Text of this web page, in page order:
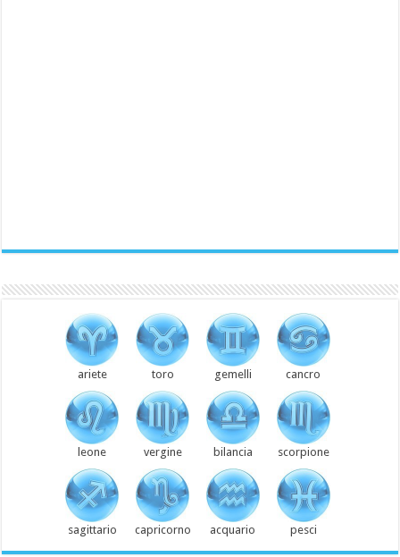
ariete toro gemelli cancro
leone vergine bilancia scorpione
sagittario capricorno acquario pesci